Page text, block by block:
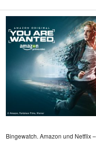
Bingewatch. Amazon und Netflix